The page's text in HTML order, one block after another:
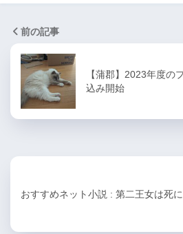
前の記事
【蒲郡】2023年度の
込み開始
おすすめネット小説 : 第二王女は死